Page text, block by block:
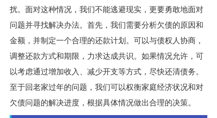
扰。面对这种情况，我们不能逃避现实，更要勇敢地面对
问题并寻找解决办法。首先，我们需要分析欠债的原因和
金额，并制定一个合理的还款计划。可以与债权人协商，
调整还款方式和期限，力求达成共识。如果情况允许，可
以考虑通过增加收入、减少开支等方式，尽快还清债务。
至于回老家过年的问题，我们可以权衡家庭经济状况和对
欠债问题的解决进度，根据具体情况做出合理的决策。